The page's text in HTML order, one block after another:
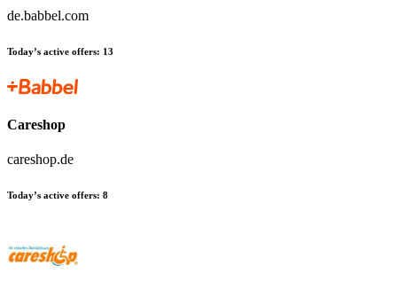
de.babbel.com
Today’s active offers: 13
Careshop
careshop.de
Today’s active offers: 8